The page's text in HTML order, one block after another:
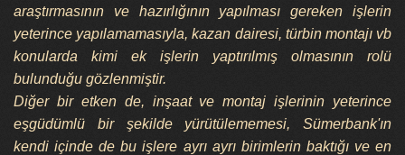
araştırmasının ve hazırlığının yapılması gereken işlerin
yeterince yapılamamasıyla, kazan dairesi, türbin montajı vb
konularda kimi ek işlerin yaptırılmış olmasının rolü
bulunduğu gözlenmiştir.
Diğer bir etken de, inşaat ve montaj işlerinin yeterince
eşgüdümlü bir şekilde yürütülememesi, Sümerbank'ın
kendi içinde de bu işlere ayrı ayrı birimlerin baktığı ve en